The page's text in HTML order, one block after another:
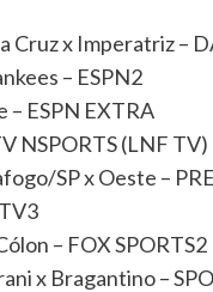
Cruz x Imperatriz –
– ESPN2
– ESPN EXTRA
NSPORTS (LNF TV)
SP x Oeste –
– FOX SPORTS2
x Bragantino –